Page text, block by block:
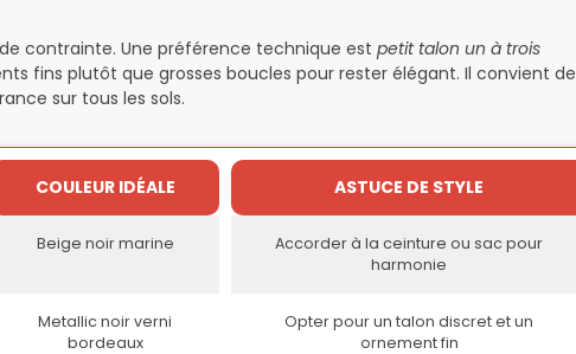
contrainte. Une préférence technique est petit talon un à trois
fins plutôt que grosses boucles pour rester élégant. Il convient de
sur tous les sols.
COULEUR IDÉALE ASTUCE DE STYLE
Beige noir marine
Accorder à la ceinture ou sac pour
harmonie
Metallic noir verni
bordeaux
Opter pour un talon discret et un
ornement fin